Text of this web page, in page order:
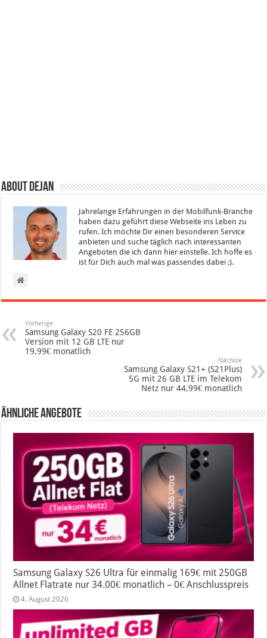
About Dejan
Jahrelange Erfahrungen in der Mobilfunk-Branche
haben dazu geführt diese Webseite ins Leben zu
rufen. Ich möchte Dir einen besonderen Service
anbieten und suche täglich nach interessanten
Angeboten die ich dann hier einstelle. Ich hoffe es
ist für Dich auch mal was passendes dabei ;).
Vorherige
Samsung Galaxy S20 FE 256GB
Version mit 12 GB LTE nur
19,99€ monatlich
Nächste
Samsung Galaxy S21+ (S21Plus)
5G mit 26 GB LTE im Telekom
Netz nur 44,99€ monatlich
Ähnliche Angebote
Samsung Galaxy S26 Ultra für einmalig 169€ mit 250GB
Allnet Flatrate nur 34.00€ monatlich – 0€ Anschlusspreis
4. August 2026